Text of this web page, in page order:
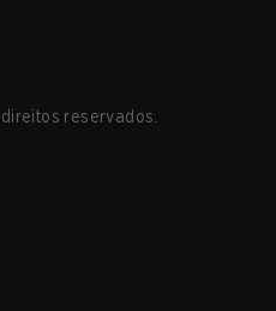
reservados.